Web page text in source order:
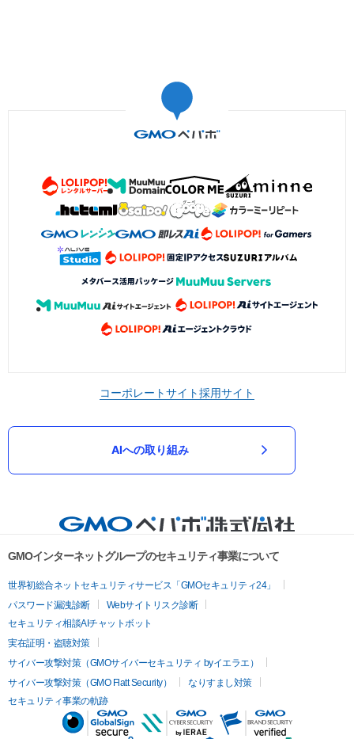
コーポレートサイト採用サイト
AIへの取り組み
GMOインターネットグループのセキュリティ事業について
世界初総合ネットセキュリティサービス「GMOセキュリティ24」
パスワード漏洩診断
Webサイトリスク診断
セキュリティ相談AIチャットボット
実在証明・盗聴対策
サイバー攻撃対策（GMOサイバーセキュリティ byイエラエ）
サイバー攻撃対策（GMO Flatt Security）
なりすまし対策
セキュリティ事業の軌跡